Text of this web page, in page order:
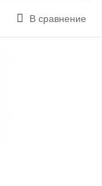
В сравнение